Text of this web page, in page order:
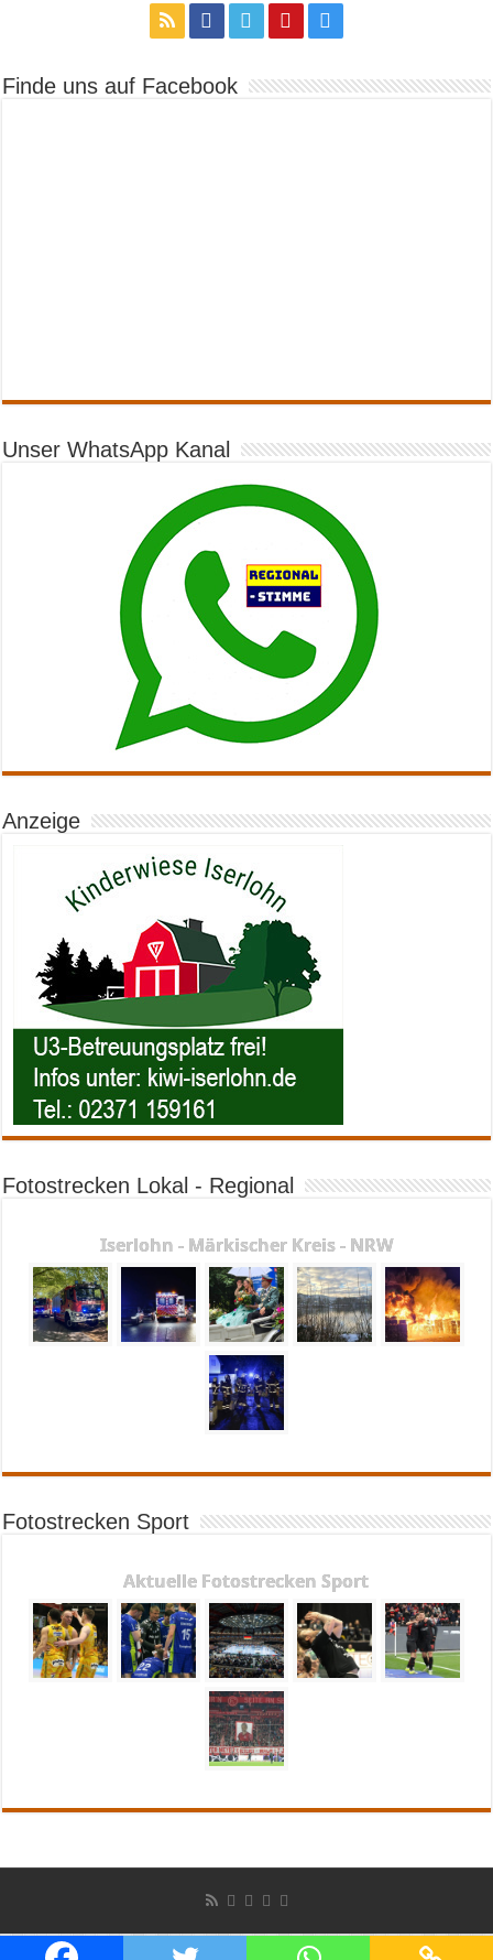
Finde uns auf Facebook
Unser WhatsApp Kanal
Anzeige
Fotostrecken Lokal - Regional
Iserlohn - Märkischer Kreis - NRW
Fotostrecken Sport
Aktuelle Fotostrecken Sport